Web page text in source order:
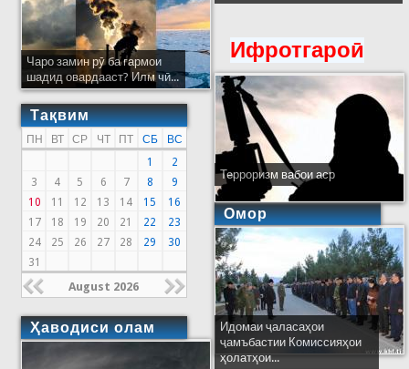
Чаро замин рӯ ба гармои
шадид овардааст? Илм чӣ...
Тақвим
ПН ВТ СР ЧТ ПТ СБ
ВС
1
2
3
4 5 6 7 8
9
10
11 12 13 14 15
16
17
18 19 20 21 22
23
24
25 26 27 28 29
30
31
August 2026
Ҳаводиси олам
Ифротгароӣ
Терроризм вабои аср
Омор
Идомаи ҷаласаҳои
ҷамъбастии Комиссияҳои
ҳолатҳои...